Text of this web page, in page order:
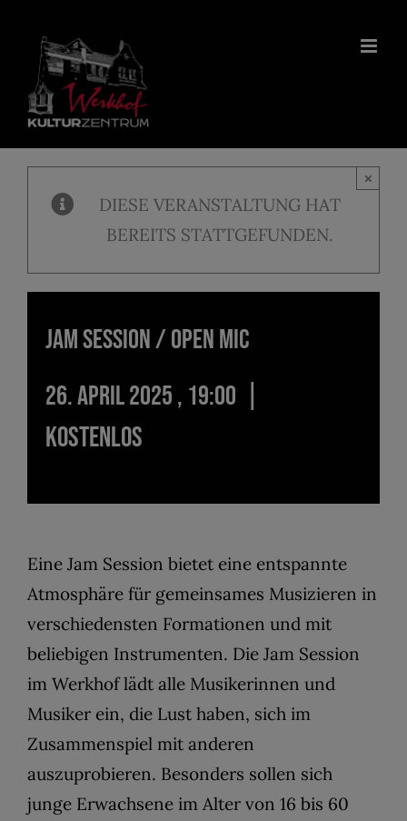
Inhalt
springen
DIESE VERANSTALTUNG HAT
BEREITS STATTGEFUNDEN.
×
Jam Session / Open Mic
26. April 2025 , 19:00
KOSTENLOS
Eine Jam Session bietet eine entspannte
Atmosphäre für gemeinsames Musizieren in
verschiedensten Formationen und mit
beliebigen Instrumenten. Die Jam Session
im Werkhof lädt alle Musikerinnen und
Musiker ein, die Lust haben, sich im
Zusammenspiel mit anderen
auszuprobieren. Besonders sollen sich
junge Erwachsene im Alter von 16 bis 60